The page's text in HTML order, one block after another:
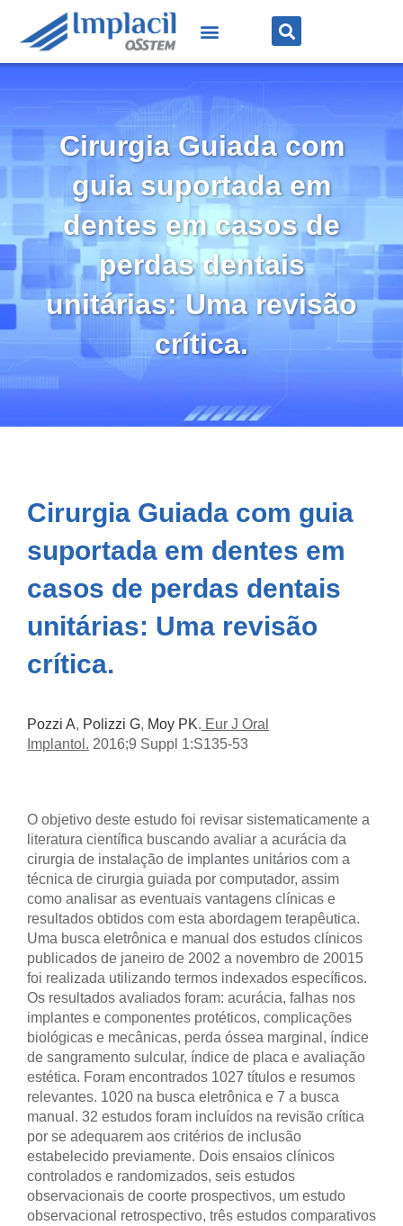
Cirurgia Guiada com
guia suportada em
dentes em casos de
perdas dentais
unitárias: Uma revisão
crítica.
Cirurgia Guiada com guia
suportada em dentes em
casos de perdas dentais
unitárias: Uma revisão
crítica.
Pozzi A, Polizzi G, Moy PK. Eur J Oral
Implantol. 2016;9 Suppl 1:S135-53
O objetivo deste estudo foi revisar sistematicamente a
literatura científica buscando avaliar a acurácia da
cirurgia de instalação de implantes unitários com a
técnica de cirurgia guiada por computador, assim
como analisar as eventuais vantagens clínicas e
resultados obtidos com esta abordagem terapêutica.
Uma busca eletrônica e manual dos estudos clínicos
publicados de janeiro de 2002 a novembro de 20015
foi realizada utilizando termos indexados específicos.
Os resultados avaliados foram: acurácia, falhas nos
implantes e componentes protéticos, complicações
biológicas e mecânicas, perda óssea marginal, índice
de sangramento sulcular, índice de placa e avaliação
estética. Foram encontrados 1027 títulos e resumos
relevantes. 1020 na busca eletrônica e 7 a busca
manual. 32 estudos foram incluídos na revisão crítica
por se adequarem aos critérios de inclusão
estabelecido previamente. Dois ensaios clínicos
controlados e randomizados, seis estudos
observacionais de coorte prospectivos, um estudo
observacional retrospectivo, três estudos comparativos